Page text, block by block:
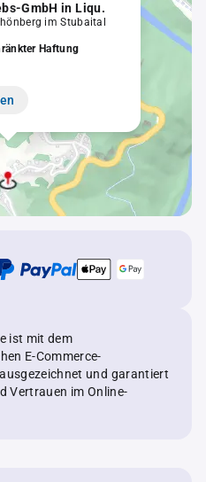
GmbH in Liqu.
im Stubaital
Haftung
ist mit dem
E-Commerce-
und garantiert
Vertrauen im Online-